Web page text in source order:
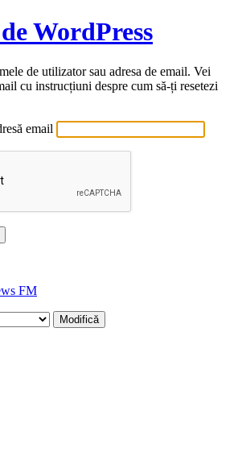
WordPress
de utilizator sau adresa de email. Vei
cu instrucțiuni despre cum să-ți resetezi
email
FM